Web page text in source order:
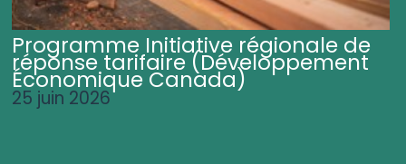
Programme Initiative régionale de
réponse tarifaire (Développement
Économique Canada)
25 juin 2026